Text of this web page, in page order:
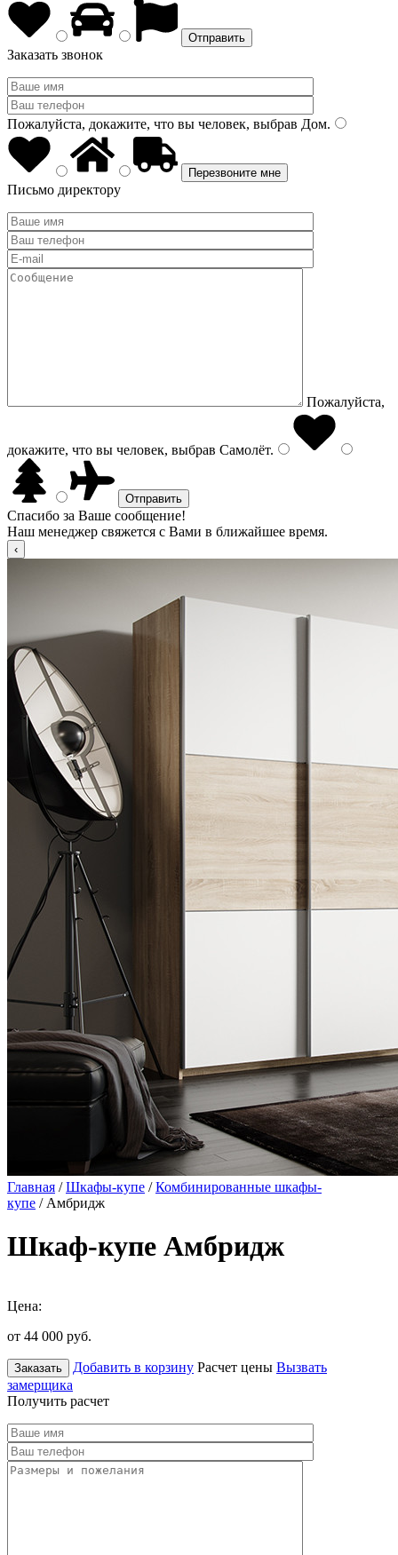
Заказать звонок
Пожалуйста, докажите, что вы человек, выбрав Дом.
Письмо директору
Пожалуйста,
докажите, что вы человек, выбрав Самолёт.
Спасибо за Ваше сообщение!
Наш менеджер свяжется с Вами в ближайшее время.
Главная /Шкафы-купе /Комбинированные шкафы-
купе / Амбридж
Шкаф-купе Амбридж
Цена:
от 44 000 руб.
Заказать Добавить в корзину Расчет цены Вызвать
замерщика
Получить расчет